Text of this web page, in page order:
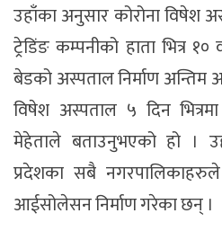
उहाँका अनुसार कोरोना विषेश
ट्रेडिंङ कम्पनीको हाता भित्र
बेडको अस्पताल निर्माण अन्तिम
विषेश अस्पताल ५ दिन
मेहेताले बताउनुभएको हो ।
प्रदेशका सबै
आईसोलेसन निर्माण गरेका छन् ।